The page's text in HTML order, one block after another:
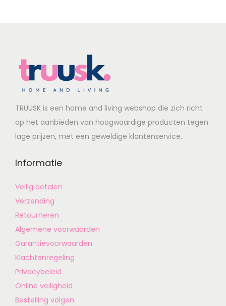
TRUUSK is een home and living webshop die zich richt
op het aanbieden van hoogwaardige producten tegen
lage prijzen, met een geweldige klantenservice.
Informatie
Veilig betalen
Verzending
Retourneren
Algemene voorwaarden
Garantievoorwaarden
Klachtenregeling
Privacybeleid
Online veiligheid
Bestelling volgen